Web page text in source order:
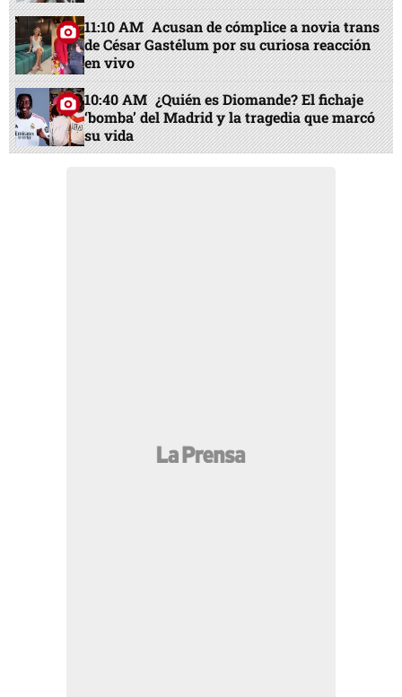
11:10 AM Acusan de cómplice a novia trans
de César Gastélum por su curiosa reacción
en vivo
10:40 AM ¿Quién es Diomande? El fichaje
‘bomba’ del Madrid y la tragedia que marcó
su vida